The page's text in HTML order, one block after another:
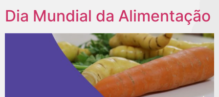
Dia Mundial da Alimentação